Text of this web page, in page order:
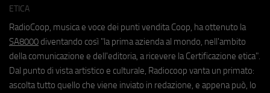
ETICA
RadioCoop, musica e voce dei punti vendita Coop, ha ottenuto la
SA8000 diventando così "la prima azienda al mondo, nell'ambito
della comunicazione e dell'editoria, a ricevere la Certificazione etica".
Dal punto di vista artistico e culturale, Radiocoop vanta un primato:
ascolta tutto quello che viene inviato in redazione, e appena può, lo